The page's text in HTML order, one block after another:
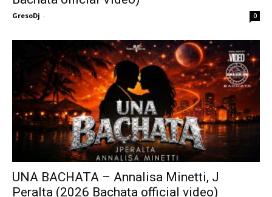
GresoDj - 0
UNA BACHATA – Annalisa Minetti, J
Peralta (2026 Bachata official video)